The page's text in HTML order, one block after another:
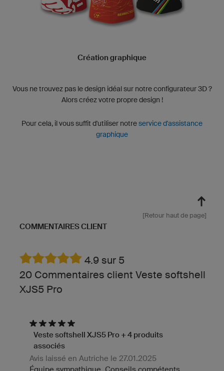
Création graphique
Vous ne trouvez pas le design idéal sur notre configurateur 3D ?
Alors créez votre propre design !
Pour cela, il vous suffit d'utiliser notreservice d'assistance
graphique
[Retour haut de page]
COMMENTAIRES CLIENT
4.9 sur 5
20 Commentaires client Veste softshell
XJS5 Pro
Veste softshell XJS5 Pro + 4 produits
associés
Avis laissé en Autriche le 27.01.2025
Équipe sympathique. Conseils compétents.